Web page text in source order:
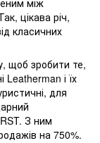
між
цікава річ,
класичних
щоб зробити те,
Leatherman і їх
для
З ним
на 750%.